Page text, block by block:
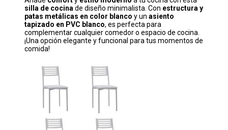
silla de cocinade diseño minimalista. Con estructura y
patas metálicas en color blanco y un asiento
tapizado en PVC blanco, es perfecta para
complementar cualquier comedor o espacio de cocina.
¡Una opción elegante y funcional para tus momentos de
comida!